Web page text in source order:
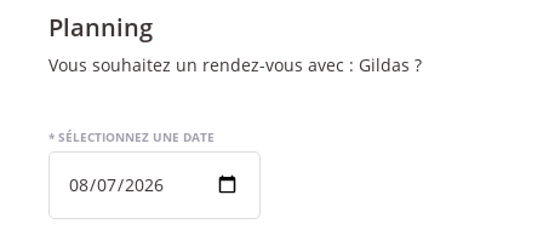
Planning
Vous souhaitez un rendez-vous avec : Gildas ?
* SÉLECTIONNEZ UNE DATE